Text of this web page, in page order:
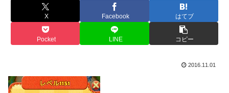
X Facebook はてブ
Pocket LINE コピー
2016.11.01